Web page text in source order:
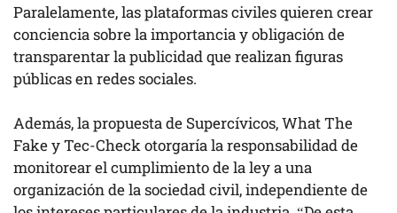
Paralelamente, las plataformas civiles quieren crear
conciencia sobre la importancia y obligación de
transparentar la publicidad que realizan figuras
públicas en redes sociales.
Además, la propuesta de Supercívicos, What The
Fake y Tec-Check otorgaría la responsabilidad de
monitorear el cumplimiento de la ley a una
organización de la sociedad civil, independiente de